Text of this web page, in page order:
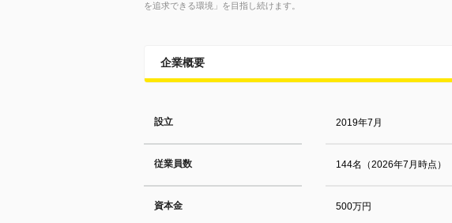
を追求できる環境」を目指し続けます。
企業概要
設立 2019年7月
従業員数 144名（2026年7月時点）
資本金 500万円